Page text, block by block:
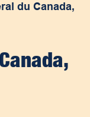
du Canada,